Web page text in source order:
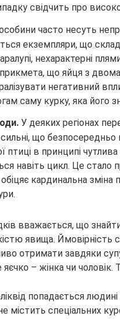
свідчить про
часто несуть
екземпляри, що
нехарактерні
прикмета, що яйця з
негативний
саму курку, яка його
У деяких регіонах
сильні, що
птиці в принципі
навіть цикл. Це стало
кардинальна зміна
вважається, що
явища. Ймовірність
отримати завдяки
– жінка чи
попадається
не містить спеціальних